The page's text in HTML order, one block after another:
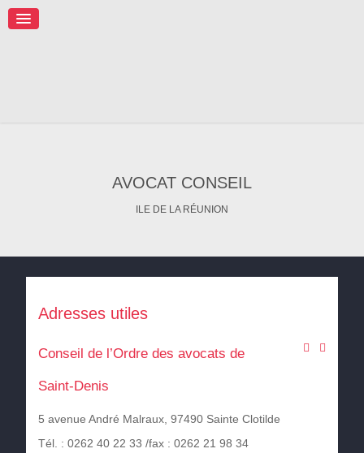
AVOCAT CONSEIL
ILE DE LA RÉUNION
Adresses utiles
Conseil de l’Ordre des avocats de
Saint-Denis
5 avenue André Malraux, 97490 Sainte Clotilde
Tél. : 0262 40 22 33 /fax : 0262 21 98 34